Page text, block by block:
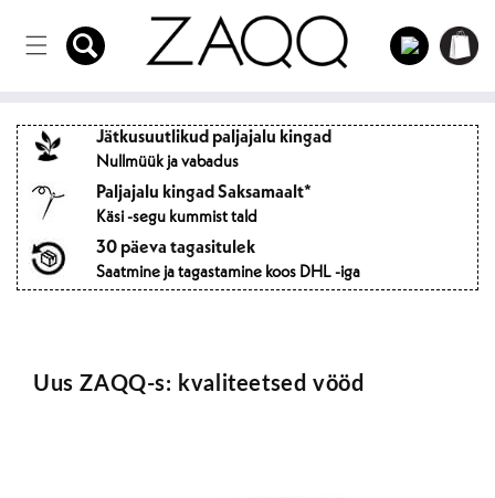
sisule
Sisse
logima
Ostukorvi
Jätkusuutlikud paljajalu kingad
Nullmüük ja vabadus
Paljajalu kingad Saksamaalt*
Käsi -segu kummist tald
30 päeva tagasitulek
Saatmine ja tagastamine koos DHL -iga
Uus ZAQQ-s: kvaliteetsed vööd